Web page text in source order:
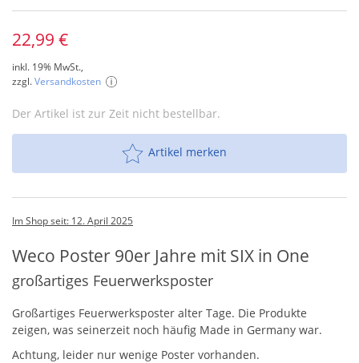
22,99 €
inkl. 19% MwSt.,
zzgl.Versandkosten
Der Artikel ist zur Zeit nicht bestellbar.
Artikel merken
Im Shop seit: 12. April 2025
Weco Poster 90er Jahre mit SIX in One
großartiges Feuerwerksposter
Großartiges Feuerwerksposter alter Tage. Die Produkte
zeigen, was seinerzeit noch häufig Made in Germany war.
Achtung, leider nur wenige Poster vorhanden.